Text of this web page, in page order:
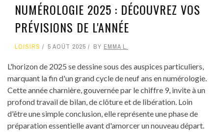
NUMÉROLOGIE 2025 : DÉCOUVREZ VOS
PRÉVISIONS DE L'ANNÉE
LOISIRS 5 AOÛT 2025 BY EMMA L.
L'horizon de 2025 se dessine sous des auspices particuliers,
marquant la fin d'un grand cycle de neuf ans en numérologie.
Cette année charnière, gouvernée par le chiffre 9, invite à un
profond travail de bilan, de clôture et de libération. Loin
d'être une simple conclusion, elle représente une phase de
préparation essentielle avant d'amorcer un nouveau départ.